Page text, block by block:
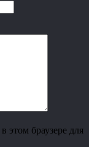
этом браузере для